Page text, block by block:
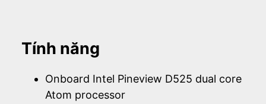
Tính năng
Onboard Intel Pineview D525 dual core
Atom processor